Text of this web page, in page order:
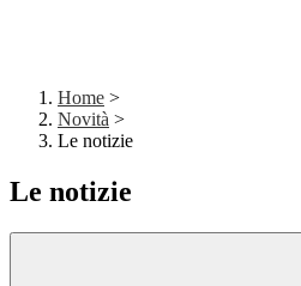
Home >
Novità >
Le notizie
Le notizie